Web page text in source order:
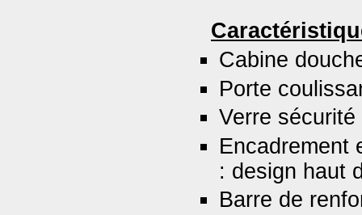
Cabine
Porte
Verre
Encadrement
: design haut
Barre de